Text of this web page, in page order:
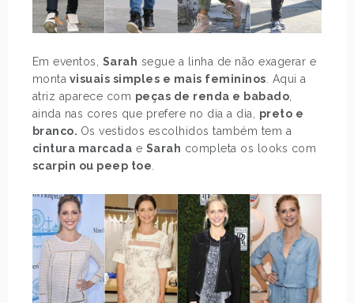
Em eventos, Sarah segue a linha de não exagerar e
monta visuais simples e mais femininos . Aqui a
atriz aparece com peças de renda e babado
ainda nas cores que prefere no dia a dia, preto e
branco. Os vestidos escolhidos também tem a
cintura marcada e Sarah completa os looks com
scarpin ou peep toe